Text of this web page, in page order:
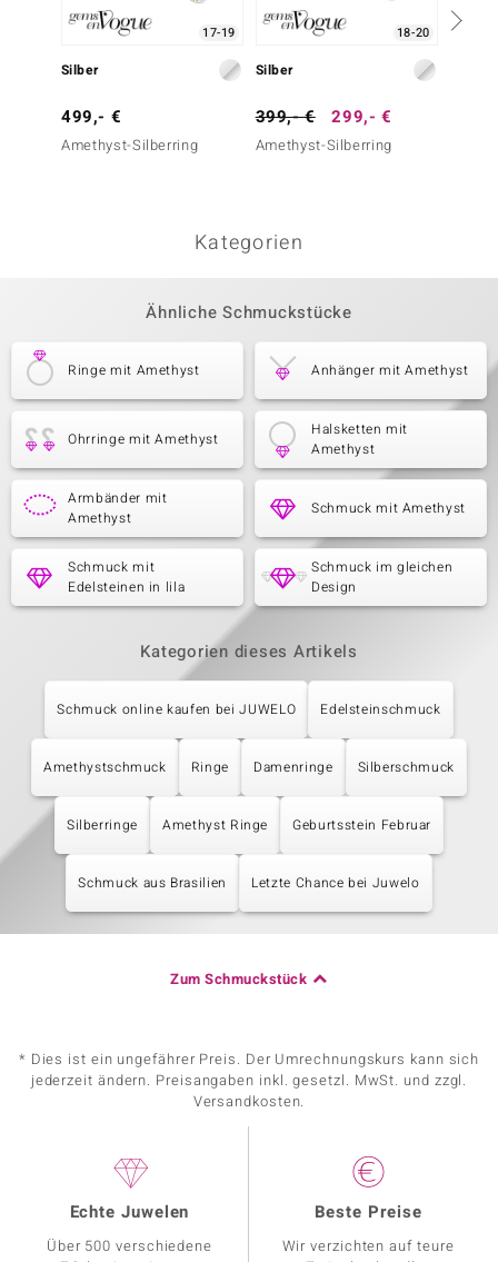
17-19
Silber
499,- €
Amethyst-Silberring
18-20
Silber
399,- € 299,- €
Amethyst-Silberring
Kategorien
Ähnliche Schmuckstücke
Ringe mit Amethyst Anhänger mit Amethyst
Ohrringe mit Amethyst
Halsketten mit
Amethyst
Armbänder mit
Amethyst
Schmuck mit Amethyst
Schmuck mit
Edelsteinen in lila
Schmuck im gleichen
Design
Kategorien dieses Artikels
Schmuck online kaufen bei JUWELO Edelsteinschmuck
Amethystschmuck Ringe Damenringe Silberschmuck
Silberringe Amethyst Ringe Geburtsstein Februar
Schmuck aus Brasilien Letzte Chance bei Juwelo
Zum Schmuckstück
* Dies ist ein ungefährer Preis. Der Umrechnungskurs kann sich
jederzeit ändern. Preisangaben inkl. gesetzl. MwSt. und zzgl.
Versandkosten.
Echte Juwelen
Über 500 verschiedene
Beste Preise
Wir verzichten auf teure